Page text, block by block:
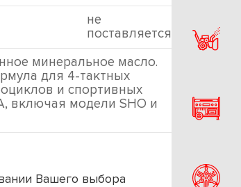
не
поставляется
минеральное масло.
для 4-тактных
и спортивных
включая модели SHO и
Вашего выбора